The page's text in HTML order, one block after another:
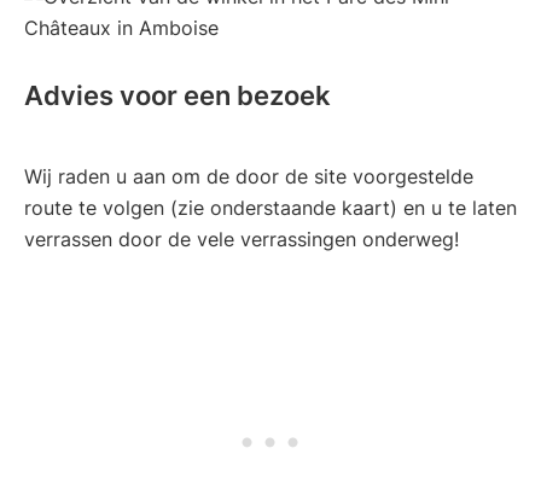
Advies voor een bezoek
Wij raden u aan om de door de site voorgestelde
route te volgen (zie onderstaande kaart) en u te laten
verrassen door de vele verrassingen onderweg!